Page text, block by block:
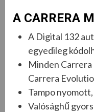
A CARRERA
A Digital 132
egyedileg
Minden Carrera
Carrera
Tampo
Valósághű